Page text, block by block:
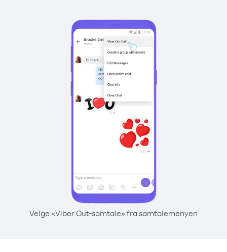
Velge «Viber Out-samtale» fra samtalemenyen